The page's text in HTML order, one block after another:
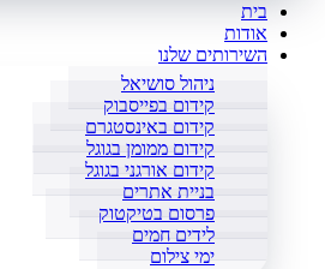
בית
אודות
השירותים שלנו
ניהול סושיאל
קידום בפייסבוק
קידום באינסטגרם
קידום ממומן בגוגל
קידום אורגני בגוגל
בניית אתרים
פרסום בטיקטוק
לידים חמים
ימי צילום